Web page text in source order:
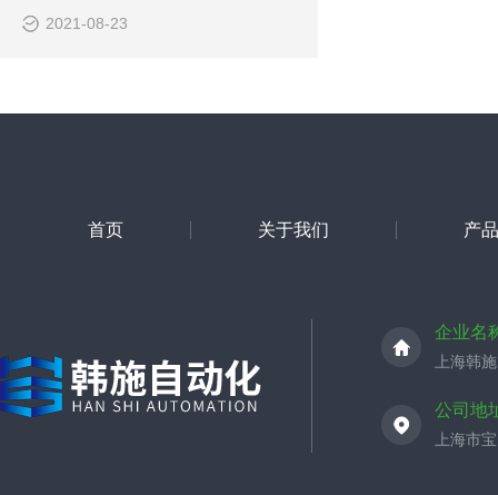
2021-08-23
首页 关于我们 产
企业名
上海韩
公司地
上海市